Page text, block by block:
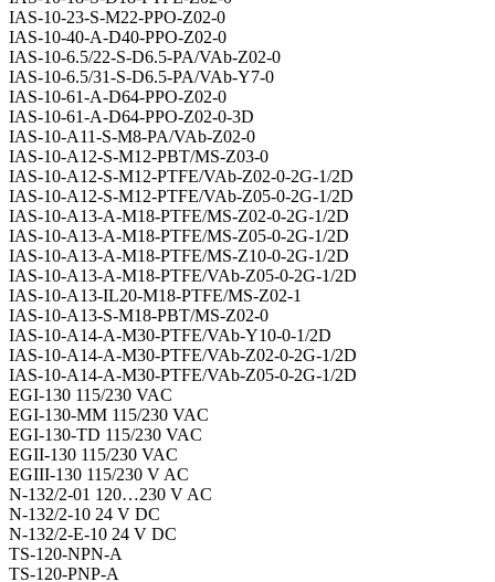
IAS-10-23-S-M22-PPO-Z02-0
IAS-10-40-A-D40-PPO-Z02-0
IAS-10-6.5/22-S-D6.5-PA/VAb-Z02-0
IAS-10-6.5/31-S-D6.5-PA/VAb-Y7-0
IAS-10-61-A-D64-PPO-Z02-0
IAS-10-61-A-D64-PPO-Z02-0-3D
IAS-10-A11-S-M8-PA/VAb-Z02-0
IAS-10-A12-S-M12-PBT/MS-Z03-0
IAS-10-A12-S-M12-PTFE/VAb-Z02-0-2G-1/2D
IAS-10-A12-S-M12-PTFE/VAb-Z05-0-2G-1/2D
IAS-10-A13-A-M18-PTFE/MS-Z02-0-2G-1/2D
IAS-10-A13-A-M18-PTFE/MS-Z05-0-2G-1/2D
IAS-10-A13-A-M18-PTFE/MS-Z10-0-2G-1/2D
IAS-10-A13-A-M18-PTFE/VAb-Z05-0-2G-1/2D
IAS-10-A13-IL20-M18-PTFE/MS-Z02-1
IAS-10-A13-S-M18-PBT/MS-Z02-0
IAS-10-A14-A-M30-PTFE/VAb-Y10-0-1/2D
IAS-10-A14-A-M30-PTFE/VAb-Z02-0-2G-1/2D
IAS-10-A14-A-M30-PTFE/VAb-Z05-0-2G-1/2D
EGI-130 115/230 VAC
EGI-130-MM 115/230 VAC
EGI-130-TD 115/230 VAC
EGII-130 115/230 VAC
EGIII-130 115/230 V AC
N-132/2-01 120…230 V AC
N-132/2-10 24 V DC
N-132/2-E-10 24 V DC
TS-120-NPN-A
TS-120-PNP-A